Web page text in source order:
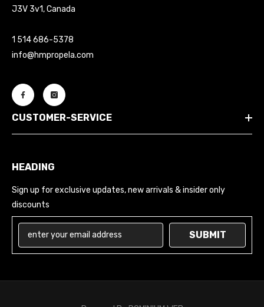
J3V 3v1, Canada
1 514 686-5378
info@hmpropela.com
CUSTOMER-SERVICE
HEADING
Sign up for exclusive updates, new arrivals & insider only
discounts
SUBMIT